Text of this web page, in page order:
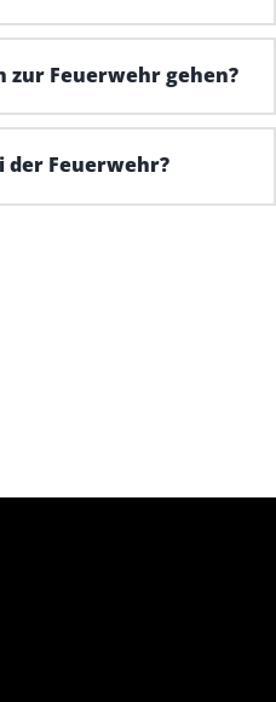
zur Feuerwehr gehen?
der Feuerwehr?